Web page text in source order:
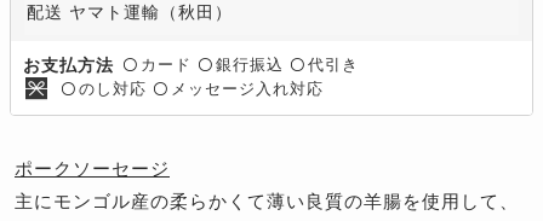
配送 ヤマト運輸（秋田）
お支払方法 〇 カード 〇 銀行振込 〇 代引き
〇 のし対応 〇 メッセージ入れ対応
ポークソーセージ
主にモンゴル産の柔らかくて薄い良質の羊腸を使用して、